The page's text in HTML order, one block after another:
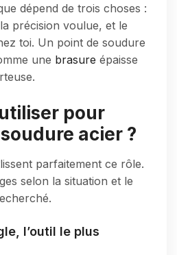
dépend de trois choses :
précision voulue, et le
toi. Un point de soudure
une brasure épaisse
pour
acier ?
parfaitement ce rôle.
selon la situation et le
l’outil le plus